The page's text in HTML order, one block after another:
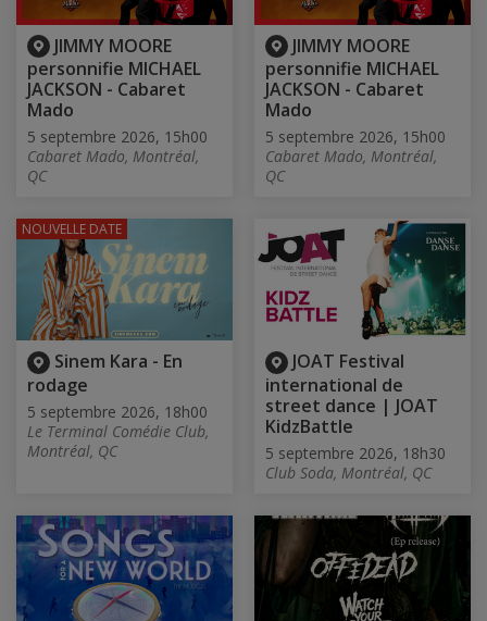
JIMMY MOORE
personnifie MICHAEL
JACKSON - Cabaret
Mado
5 septembre 2026, 15h00
Cabaret Mado, Montréal,
QC
JIMMY MOORE
personnifie MICHAEL
JACKSON - Cabaret
Mado
5 septembre 2026, 15h00
Cabaret Mado, Montréal,
QC
Sinem Kara - En
rodage
5 septembre 2026, 18h00
Le Terminal Comédie Club,
Montréal, QC
NOUVELLE DATE
JOAT Festival
international de
street dance | JOAT
KidzBattle
5 septembre 2026, 18h30
Club Soda, Montréal, QC